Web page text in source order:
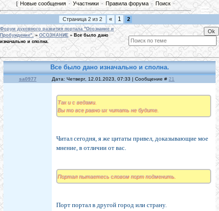
[ Новые сообщения · Участники · Правила форума · Поиск·
Страница 2 из 2 « 1 2
Форум духовного развития портала "Осознание и
Пробуждение". » ОСОЗНАНИЕ » Все было дано
изначально и сполна.
Все было дано изначально и сполна.
sa0977 Дата: Четверг, 12.01.2023, 07:33 | Сообщение # 21
Так и с ведами.
Вы то все равно их читать не будите.
Читал сегодня, я же цитаты привел, доказывающие мое
мнение, в отличии от вас.
Портал пытаетесь словом порт подменить.
Порт портал в другой город или страну.